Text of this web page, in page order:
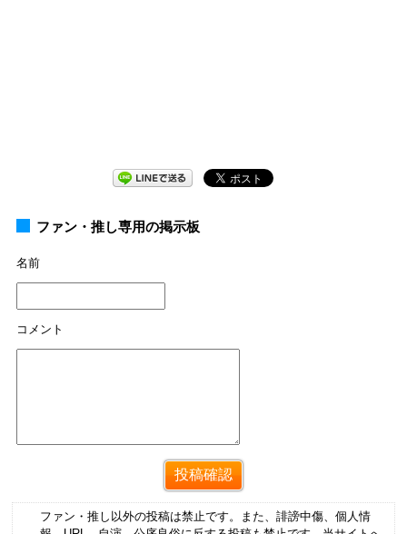
ファン・推し専用の掲示板
名前
コメント
ファン・推し以外の投稿は禁止です。また、誹謗中傷、個人情